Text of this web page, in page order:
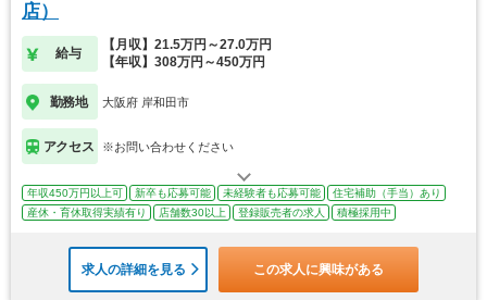
店）
給与
【月収】21.5万円～27.0万円
【年収】308万円～450万円
勤務地 大阪府 岸和田市
アクセス ※お問い合わせください
年収450万円以上可 新卒も応募可能 未経験者も応募可能
住宅補助（手当）あり
産休・育休取得実績有り
店舗数30以上 登録販売者の求人 積極採用中
求人の詳細を見る この求人に興味がある